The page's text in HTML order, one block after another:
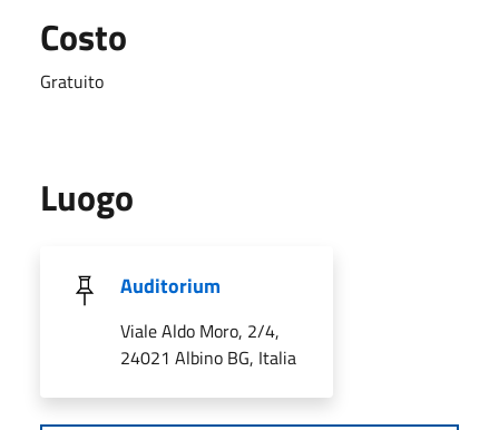
Costo
Gratuito
Luogo
Auditorium
Viale Aldo Moro, 2/4,
24021 Albino BG, Italia